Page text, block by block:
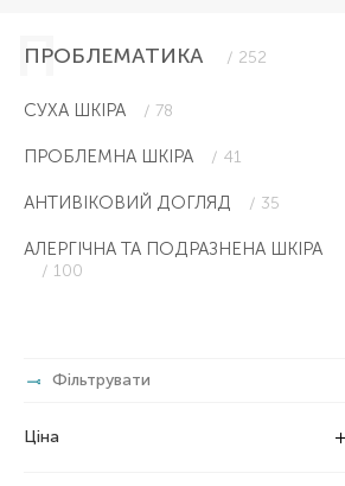
ПРОБЛЕМАТИКА / 252
СУХА ШКІРА / 78
ПРОБЛЕМНА ШКІРА / 41
АНТИВІКОВИЙ ДОГЛЯД / 35
АЛЕРГІЧНА ТА ПОДРАЗНЕНА ШКІРА
/ 100
Фільтрувати
Ціна